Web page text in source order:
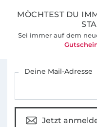
MÖCHTEST DU
Sei immer auf dem
Deine Mail-Adresse
Jetzt